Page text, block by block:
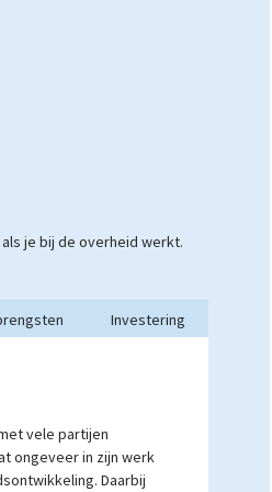
je bij de overheid werkt.
Investering
vele partijen
ongeveer in zijn werk
Daarbij